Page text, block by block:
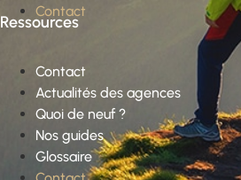
Contact
Ressources
Contact
Actualités des agences
Quoi de neuf ?
Nos guides
Glossaire